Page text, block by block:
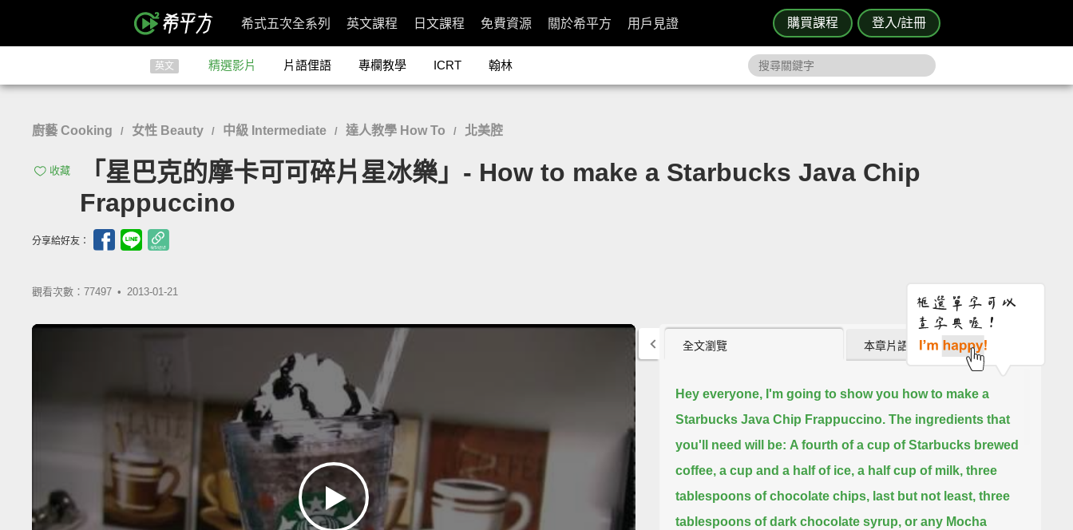
購買課程 登入/註冊
希式五次全系列 英文課程 日文課程 免費資源 關於希平方 用戶見證
英文 精選影片 片語俚語 專欄教學 ICRT 翰林
廚藝 Cooking / 女性 Beauty / 中級 Intermediate / 達人教學 How To / 北美腔
收藏
「星巴克的摩卡可可碎片星冰樂」- How to make a Starbucks Java Chip
Frappuccino
分享給好友：
觀看次數：77497 • 2013-01-21
全文瀏覽 本章片語 (0)
Hey everyone, I'm going to show you how to make a
Starbucks Java Chip Frappuccino. The ingredients that
you'll need will be: A fourth of a cup of Starbucks brewed
coffee, a cup and a half of ice, a half cup of milk, three
tablespoons of chocolate chips, last but not least, three
tablespoons of dark chocolate syrup, or any Mocha